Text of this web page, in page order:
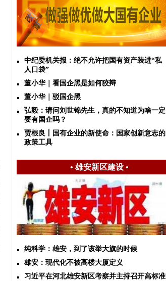
中纪委机关报：绝不允许把国有资产装进“私
人口袋”
董小华｜看国企黑是如何狡辩
董小华｜驳国企黑
弘毅：请问刘世锦先生，真的不知道为啥一定
要有国企吗？
贾根良丨国有企业的新使命：国家创新意志的
政策工具
• 雄安新区建设•
纯科学：雄安，到了该举大旗的时候
雄安：现代化不被高楼大厦定义
习近平在河北雄安新区考察并主持召开高标准